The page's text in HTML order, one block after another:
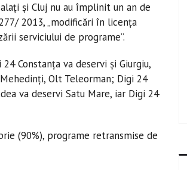
şi Cluj nu au împlinit un an de
2013, „modificări în licenţa
serviciului de programe”.
Constanţa va deservi şi Giurgiu,
Olt Teleorman; Digi 24
va deservi Satu Mare, iar Digi 24
(90%), programe retransmise de